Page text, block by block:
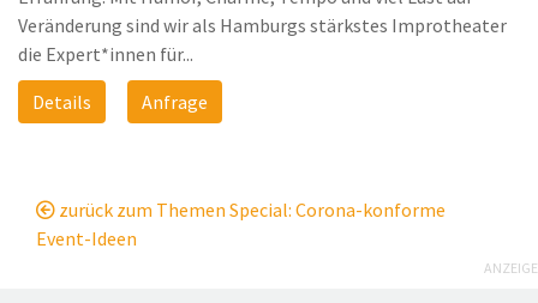
Veränderung sind wir als Hamburgs stärkstes Improtheater
die Expert*innen für...
Details
Anfrage
zurück zum Themen Special: Corona-konforme
Event-Ideen
ANZEIGE